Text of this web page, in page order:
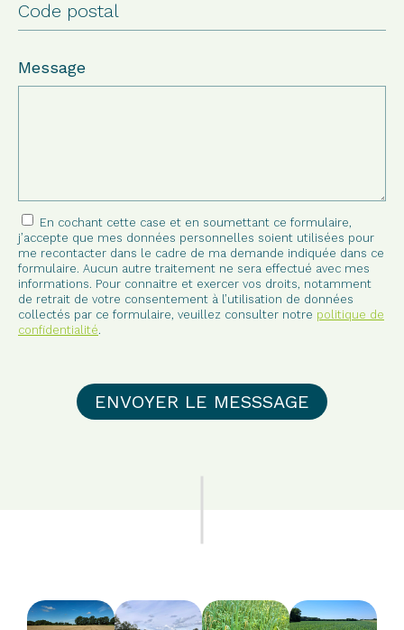
Message
En cochant cette case et en soumettant ce formulaire,
j’accepte que mes données personnelles soient utilisées pour
me recontacter dans le cadre de ma demande indiquée dans ce
formulaire. Aucun autre traitement ne sera effectué avec mes
informations. Pour connaitre et exercer vos droits, notamment
de retrait de votre consentement à l’utilisation de données
collectés par ce formulaire, veuillez consulter notre politique de
confidentialité.
ENVOYER LE MESSSAGE